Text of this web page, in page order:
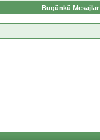
Bugünkü Mesajlar